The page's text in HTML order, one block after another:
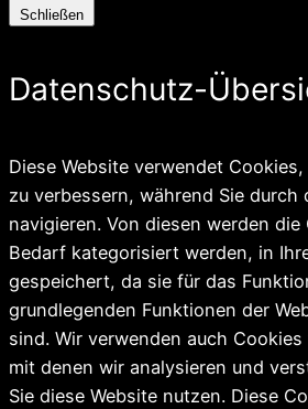
Schließen
Datenschutz-
Diese Website verwendet
zu verbessern, während Sie durch
navigieren. Von diesen werden
Bedarf kategorisiert werden, in
gespeichert, da sie für das
grundlegenden Funktionen der
sind. Wir verwenden auch
mit denen wir analysieren und
Sie diese Website nutzen. Diese